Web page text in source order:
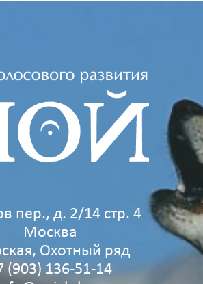
пер., д. 2/14 стр. 4
Москва
Охотный ряд
(903) 136‑51‑14